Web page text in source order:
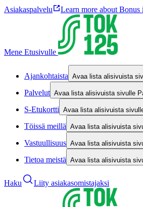
Asiakaspalvelu Learn more about Bonus
Mene Etusivulle
Ajankohtaista Avaa lista alisivuista
Palvelut Avaa lista alisivuista sivulle
S-Etukortti Avaa lista alisivuista
Töissä meillä Avaa lista alisivuista
Vastuullisuus Avaa lista alisivuista
Tietoa meistä Avaa lista alisivuista
Haku Liity asiakasomistajaksi